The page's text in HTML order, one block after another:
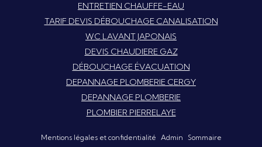
ENTRETIEN CHAUFFE-EAU
TARIF DEVIS DÉBOUCHAGE CANALISATION
WC LAVANT JAPONAIS
DEVIS CHAUDIERE GAZ
DÉBOUCHAGE ÉVACUATION
DEPANNAGE PLOMBERIE CERGY
DEPANNAGE PLOMBERIE
PLOMBIER PIERRELAYE
Mentions légales et confidentialité Admin Sommaire